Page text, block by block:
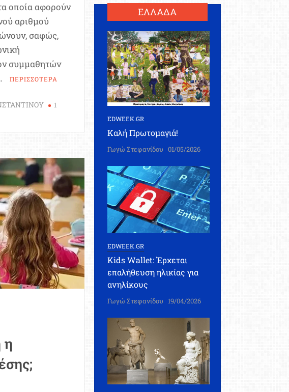
οποία αφορούν
αριθμού
σαφώς,
συμμαθητών
ΠΕΡΙΣΣΟΤΕΡΑ
1
η
ΕΛΛΑΔΑ
EDWEEK.GR
Καλή Πρωτομαγιά!
Γωγώ Στεφανίδου 01/05/2026
EDWEEK.GR
Kids Wallet: Έρχεται
επαλήθευση ηλικίας για
ανηλίκους
Γωγώ Στεφανίδου 19/04/2026